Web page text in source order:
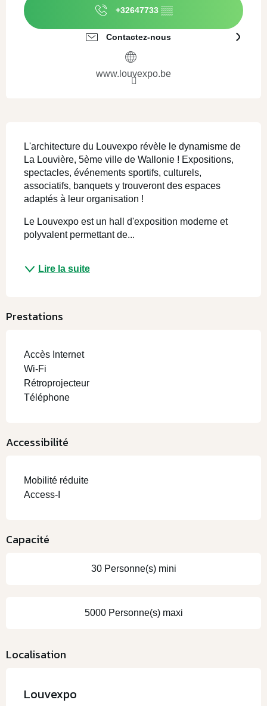
+32647733 ▒▒
Contactez-nous
www.louvexpo.be
L'architecture du Louvexpo révèle le dynamisme de
La Louvière, 5ème ville de Wallonie ! Expositions,
spectacles, événements sportifs, culturels,
associatifs, banquets y trouveront des espaces
adaptés à leur organisation !
Le Louvexpo est un hall d'exposition moderne et
polyvalent permettant de...
Lire la suite
Prestations
Accès Internet
Wi-Fi
Rétroprojecteur
Téléphone
Accessibilité
Mobilité réduite
Access-I
Capacité
30 Personne(s) mini
5000 Personne(s) maxi
Localisation
Louvexpo